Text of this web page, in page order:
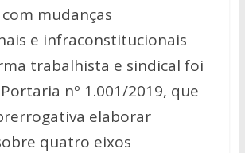
mudanças
e infraconstitucionais
trabalhista e sindical foi
nº 1.001/2019, que
elaborar
quatro eixos